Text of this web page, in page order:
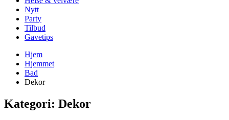
Nytt
Party
Tilbud
Gavetips
Hjem
Hjemmet
Bad
Dekor
Kategori: Dekor